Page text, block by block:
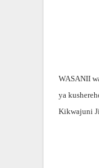
WASANII
ya
Kikwajuni